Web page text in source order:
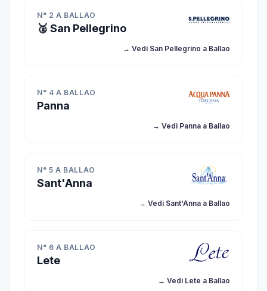
N° 2 A BALLAO
🥈 San Pellegrino
→ Vedi San Pellegrino a Ballao
N° 4 A BALLAO
Panna
→ Vedi Panna a Ballao
N° 5 A BALLAO
Sant'Anna
→ Vedi Sant'Anna a Ballao
N° 6 A BALLAO
Lete
→ Vedi Lete a Ballao